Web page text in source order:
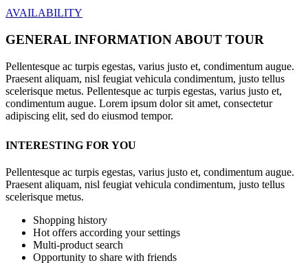
AVAILABILITY
GENERAL INFORMATION ABOUT TOUR
Pellentesque ac turpis egestas, varius justo et, condimentum augue.
Praesent aliquam, nisl feugiat vehicula condimentum, justo tellus
scelerisque metus. Pellentesque ac turpis egestas, varius justo et,
condimentum augue. Lorem ipsum dolor sit amet, consectetur
adipiscing elit, sed do eiusmod tempor.
INTERESTING FOR YOU
Pellentesque ac turpis egestas, varius justo et, condimentum augue.
Praesent aliquam, nisl feugiat vehicula condimentum, justo tellus
scelerisque metus.
Shopping history
Hot offers according your settings
Multi-product search
Opportunity to share with friends